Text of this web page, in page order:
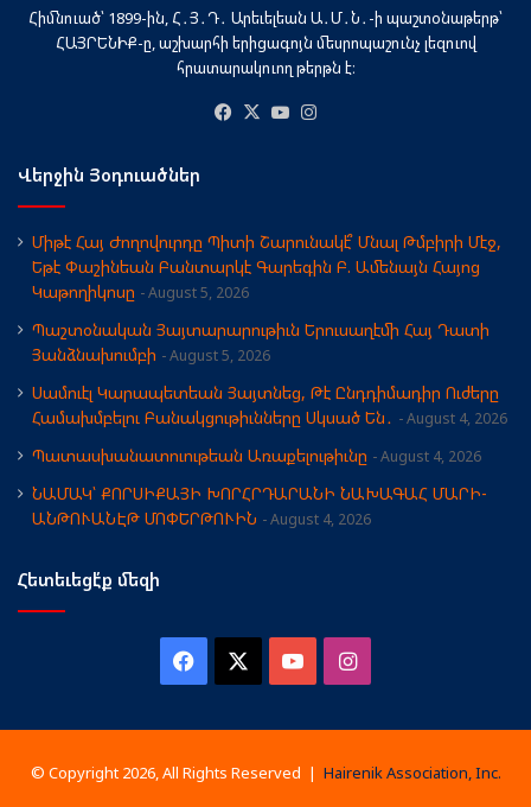
Հիմնուած՝ 1899-ին, Հ․Յ․Դ․ Արեւելեան Ա․Մ․Ն․-ի պաշտօնաթերթ՝
ՀԱՅՐԵՆԻՔ-ը, աշխարհի երիցագոյն մեսրոպաշունչ լեզուով
հրատարակուող թերթն է։
Facebook
X YouTube
Վերջին Յօդուածներ
Միթէ Հայ Ժողովուրդը Պիտի Շարունակէ՞ Մնալ Թմբիրի Մէջ,
Եթէ Փաշինեան Բանտարկէ Գարեգին Բ. Ամենայն Հայոց
Կաթողիկոսը
August 5, 2026
Պաշտօնական Յայտարարութիւն Երուսաղէմի Հայ Դատի
Յանձնախումբի
August 5, 2026
Սամուէլ Կարապետեան Յայտնեց, Թէ Ընդդիմադիր Ուժերը
Համախմբելու Բանակցութիւնները Սկսած Են․
August 4, 2026
Պատասխանատուութեան Առաքելութիւնը August 4, 2026
ՆԱՄԱԿ՝ ՔՈՐՍԻՔԱՅԻ ԽՈՐՀՐԴԱՐԱՆԻ ՆԱԽԱԳԱՀ ՄԱՐԻ-
ԱՆԹՈՒԱՆԷԹ ՄՈՓԵՐԹՈՒԻՆ
August 4, 2026
Հետեւեցէ՛ք մեզի
Facebook YouTubeInstagram
© Copyright 2026, All Rights Reserved | Hairenik Association, Inc.